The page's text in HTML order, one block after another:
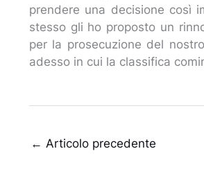
prendere una decisione così
stesso gli ho proposto un
per la prosecuzione del
adesso in cui la classifica
← Articolo precedente